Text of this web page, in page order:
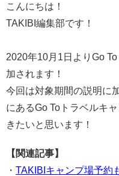
こんにちは！
TAKIBI編集部です！
2020年10月1日よりGo
加されます！
今回は対象期間の説明に
にあるGo Toトラベルキ
きたいと思います！
【関連記事】
・ TAKIBIキャンプ場予約